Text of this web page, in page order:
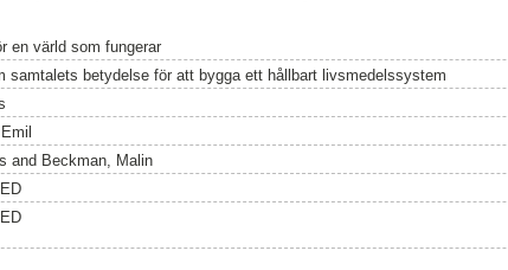
en värld som fungerar
samtalets betydelse för att bygga ett hållbart livsmedelssystem
and Beckman, Malin